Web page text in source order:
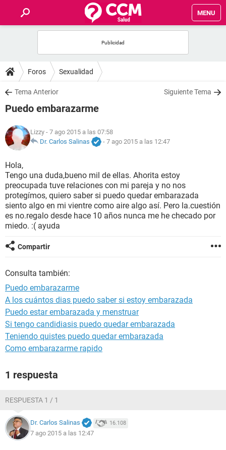
MENU
FOROS
SALUD
NUTRICIÓN
BIENESTAR
SEXUALIDAD
GLOSARIO
Foros Sexualidad
Tema Anterior Siguiente Tema
Puedo embarazarme
Lizzy - 7 ago 2015 a las 07:58
Dr. Carlos Salinas
- 7 ago 2015 a las 12:47
Hola,
Tengo una duda,bueno mil de ellas. Ahorita estoy
preocupada tuve relaciones con mi pareja y no nos
protegímos, quiero saber si puedo quedar embarazada
siento algo en mi vientre como aire algo así. Pero la.cuestión
es no.regalo desde hace 10 años nunca me he checado por
miedo. :( ayuda
Compartir
Consulta también:
Puedo embarazarme
A los cuántos dias puedo saber si estoy embarazada
Puedo estar embarazada y menstruar
Si tengo candidiasis puedo quedar embarazada
Teniendo quistes puedo quedar embarazada
Como embarazarme rapido
1 respuesta
RESPUESTA 1 / 1
Dr. Carlos Salinas 16.108
7 ago 2015 a las 12:47